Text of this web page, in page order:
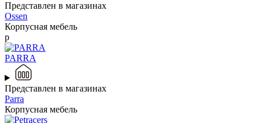
Представлен в магазинах
Ossen
Корпусная мебель
p
PARRA
Представлен в магазинах
Parra
Корпусная мебель